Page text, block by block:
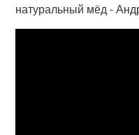
натуральный мёд -